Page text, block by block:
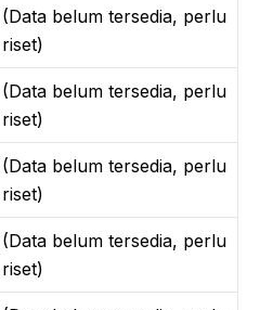
(Data belum tersedia, perlu
riset)
(Data belum tersedia, perlu
riset)
(Data belum tersedia, perlu
riset)
(Data belum tersedia, perlu
riset)